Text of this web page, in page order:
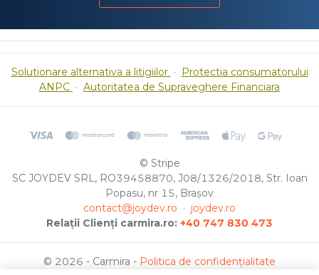
Solutionare alternativa a litigiilor · Protectia consumatorului
ANPC · Autoritatea de Supraveghere Financiara
© Stripe
SC JOYDEV SRL, RO39458870, J08/1326/2018, Str. Ioan
Popasu, nr 15, Brașov
contact@joydev.ro · joydev.ro
Relații Clienți carmira.ro: +40 747 830 473
© 2026 - Carmira - Politica de confidențialitate